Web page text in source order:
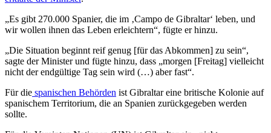
„Es gibt 270.000 Spanier, die im ‚Campo de Gibraltar‘ leben, und
wir wollen ihnen das Leben erleichtern“, fügte er hinzu.
„Die Situation beginnt reif genug [für das Abkommen] zu sein“,
sagte der Minister und fügte hinzu, dass „morgen [Freitag] vielleicht
nicht der endgültige Tag sein wird (…) aber fast“.
Für die spanischen Behörden ist Gibraltar eine britische Kolonie auf
spanischem Territorium, die an Spanien zurückgegeben werden
sollte.